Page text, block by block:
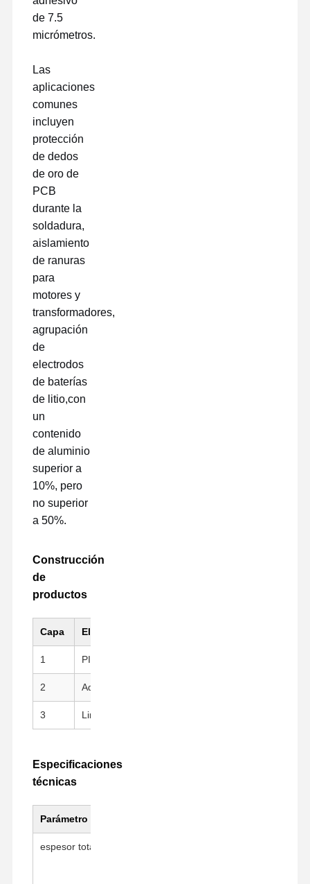
de 7.5
micrómetros.
Las
aplicaciones
comunes
incluyen
protección
de dedos
de oro de
PCB
durante la
soldadura,
aislamiento
de ranuras
para
motores y
transformadores,
agrupación
de
electrodos
de baterías
de litio,con
un
contenido
de aluminio
superior a
10%, pero
no superior
a 50%.
Construcción
de
productos
Capa El material
1 PI (Kapton) Substrato
2 Adhesivos de silicona
3 Liner de liberación
Especificaciones
técnicas
Parámetro
espesor total